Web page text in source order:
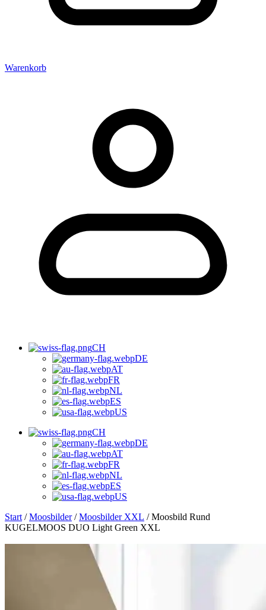
Warenkorb
CH
DE
AT
FR
NL
ES
US
CH
DE
AT
FR
NL
ES
US
Start /Moosbilder/Moosbilder XXL / Moosbild Rund
KUGELMOOS DUO Light Green XXL